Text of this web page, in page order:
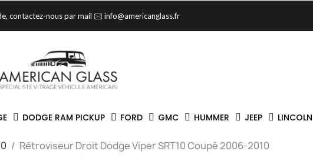
contactez-nous par mail 🖂 info@americanglass.fr
DODGE RAM PICKUP FORD GMC HUMMER JEEP LINCOLN
Rétroviseur Droit Dodge Viper SRT10 Coupé 2006-2010